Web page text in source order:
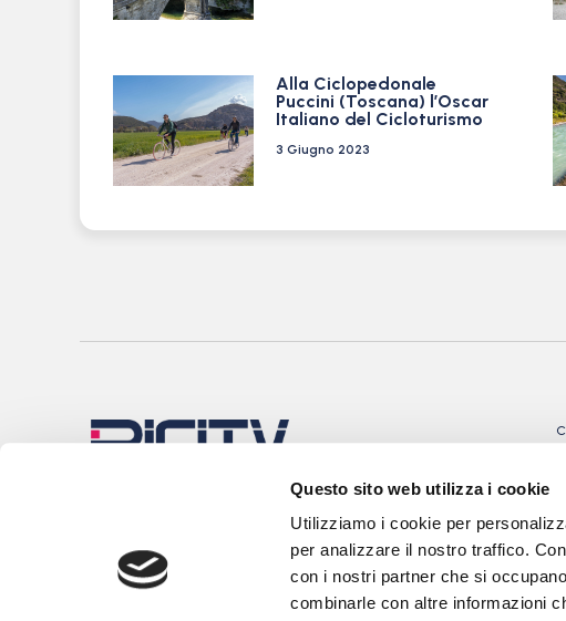
Questo sito web utilizza i cookie
Utilizziamo i cookie per
per analizzare il nostro traffico.
con i nostri partner che si
combinarle con altre informazioni
Alla Ciclopedonale
Puccini (Toscana) l’Oscar
Italiano del Cicloturismo
3 Giugno 2023